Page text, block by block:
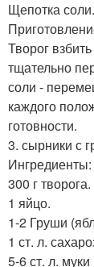
Щепотка соли.
Творог
тщательно
соли -
каждого
готовности.
3. сырники с
Ингредиенты:
300 г творога.
1 яйцо.
1-2 Груши
1 ст. л.
5-6 ст. л.